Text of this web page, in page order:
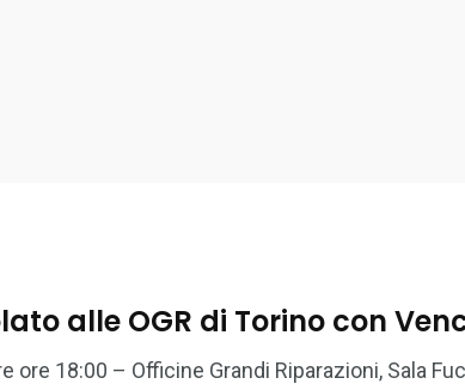
alle OGR di Torino con
ore 18:00 – Officine Grandi Riparazioni, Sala